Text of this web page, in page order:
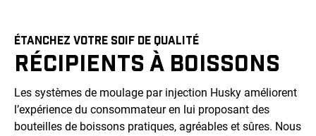
ÉTANCHEZ VOTRE SOIF DE QUALITÉ
RÉCIPIENTS À BOISSONS
Les systèmes de moulage par injection Husky améliorent
l’expérience du consommateur en lui proposant des
bouteilles de boissons pratiques, agréables et sûres. Nous